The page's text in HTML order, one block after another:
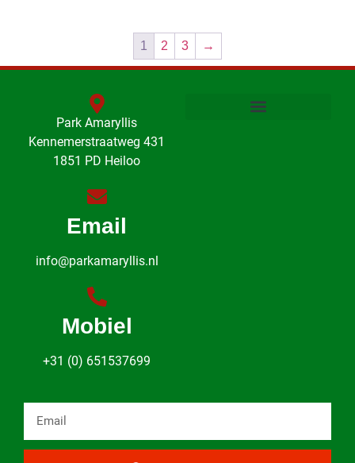
1 2 3 →
Park Amaryllis
Kennemerstraatweg 431
1851 PD Heiloo
Email
info@parkamaryllis.nl
Mobiel
+31 (0) 651537699